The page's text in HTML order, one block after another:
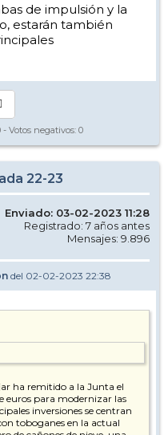
de impulsión y la
estarán también
- Votos negativos: 0
22-23
Enviado: 03-02-2023 11:28
Registrado: 7 años antes
Mensajes: 9.896
del 02-02-2023 22:38
ha remitido a la Junta el
euros para modernizar las
inversiones se centran
toboganes en la actual